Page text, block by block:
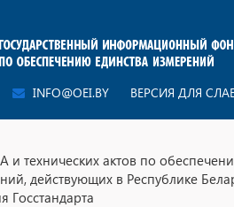
INFO@OEI.BY ВЕРСИЯ ДЛЯ
и технических актов по
действующих в Республике
Госстандарта